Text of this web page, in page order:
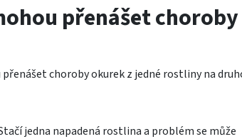
přenášet choroby
choroby okurek z jedné rostliny na
jedna napadená rostlina a problém se může